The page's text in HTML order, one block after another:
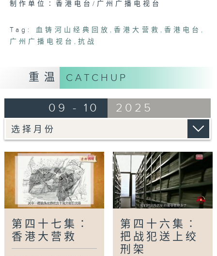
制作单位∶香港电台/广州广播电视台
Tag: 血铸河山经典回放 ,香港大营救 , 香港电台 ,
广州广播电视台 ,抗战
重温 CATCHUP
09 - 10 2025
第四十七集∶
香港大营救
第四十六集∶
把战犯送上绞
刑架